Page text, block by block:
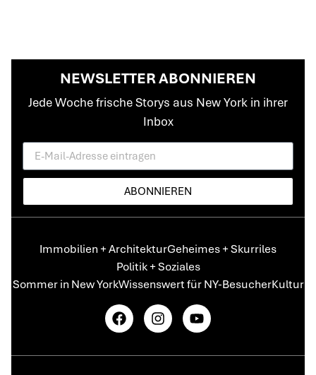
NEWSLETTER ABONNIEREN
Jede Woche frische Storys aus New York in ihrer
Inbox
ABONNIEREN
Immobilien + ArchitekturGeheimes + Skurriles
Politik + Soziales
Sommer in New YorkWissenswert für NY-BesucherKultur